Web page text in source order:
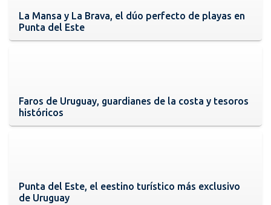
La Mansa y La Brava, el dúo perfecto de playas en
Punta del Este
Faros de Uruguay, guardianes de la costa y tesoros
históricos
Punta del Este, el eestino turístico más exclusivo
de Uruguay